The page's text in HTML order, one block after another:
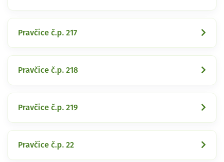
Pravčice č.p. 217
Pravčice č.p. 218
Pravčice č.p. 219
Pravčice č.p. 22